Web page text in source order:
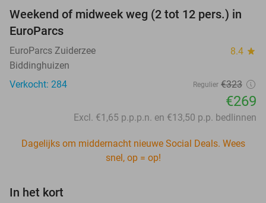
Weekend of midweek weg (2 tot 12 pers.) in
EuroParcs
EuroParcs Zuiderzee 8.4 star
Biddinghuizen
Verkocht: 284
Regulier €323
€269
Excl. €1,65 p.p.p.n. en €13,50 p.p. bedlinnen
Dagelijks om middernacht nieuwe Social Deals. Wees
snel, op = op!
In het kort